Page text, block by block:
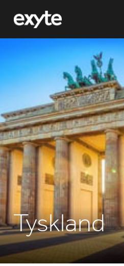
Hvad
Søg efter
Tyskland